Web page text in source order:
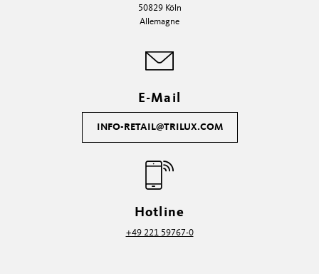
50829 Köln
Allemagne
E-Mail
INFO-RETAIL@TRILUX.COM
Hotline
+49 221 59767-0